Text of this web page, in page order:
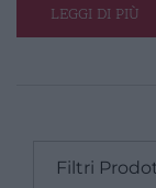
LEGGI DI PIÙ
Filtri